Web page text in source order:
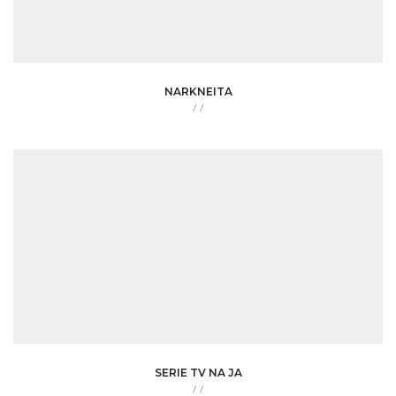
NARKNEITA
/ /
SERIE TV NA JA
/ /